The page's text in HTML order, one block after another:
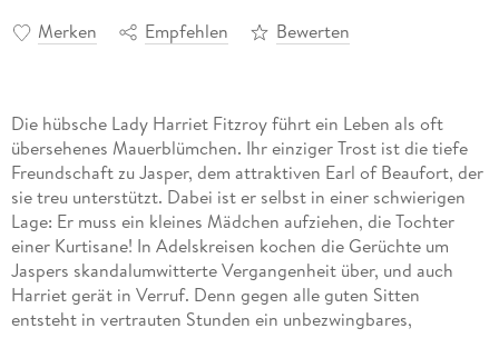
Merken Empfehlen Bewerten
Die hübsche Lady Harriet Fitzroy führt ein Leben als oft
übersehenes Mauerblümchen. Ihr einziger Trost ist die tiefe
Freundschaft zu Jasper, dem attraktiven Earl of Beaufort, der
sie treu unterstützt. Dabei ist er selbst in einer schwierigen
Lage: Er muss ein kleines Mädchen aufziehen, die Tochter
einer Kurtisane! In Adelskreisen kochen die Gerüchte um
Jaspers skandalumwitterte Vergangenheit über, und auch
Harriet gerät in Verruf. Denn gegen alle guten Sitten
entsteht in vertrauten Stunden ein unbezwingbares,